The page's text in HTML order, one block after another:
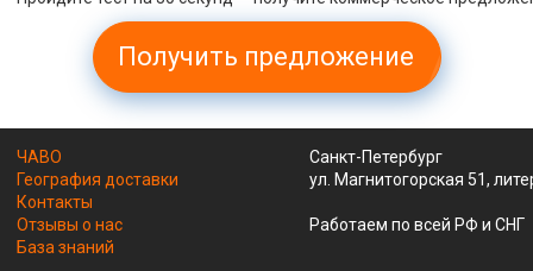
Получить предложение
ЧАВО
География доставки
Контакты
Отзывы о нас
База знаний
Санкт-Петербург
ул. Магнитогорская 51,
Работаем по всей РФ и СНГ